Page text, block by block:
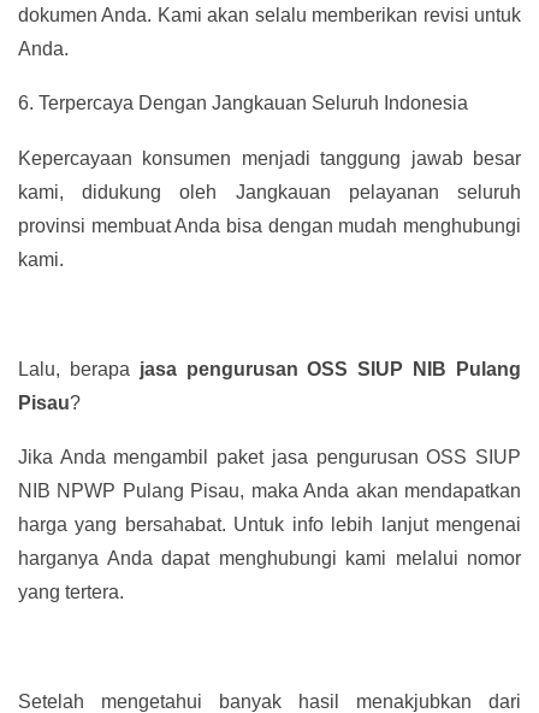
dokumen Anda. Kami akan selalu memberikan revisi untuk
Anda.
6. Terpercaya Dengan Jangkauan Seluruh Indonesia
Kepercayaan konsumen menjadi tanggung jawab besar
kami, didukung oleh Jangkauan pelayanan seluruh
provinsi membuat Anda bisa dengan mudah menghubungi
kami.
Lalu, berapa jasa pengurusan OSS SIUP NIB Pulang
Pisau?
Jika Anda mengambil paket jasa pengurusan OSS SIUP
NIB NPWP Pulang Pisau, maka Anda akan mendapatkan
harga yang bersahabat. Untuk info lebih lanjut mengenai
harganya Anda dapat menghubungi kami melalui nomor
yang tertera.
Setelah mengetahui banyak hasil menakjubkan dari